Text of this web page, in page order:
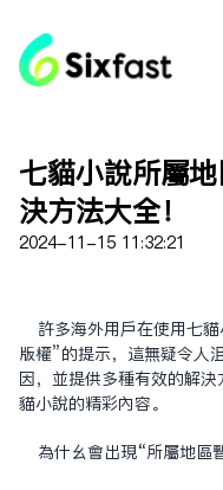
七猫小说所属
决方法大全！
2024-11-15 11:32:21
许多海外用户在使用七
版权”的提示，这无疑令人
因，并提供多种有效的解
猫小说的精彩内容。
为什么会出现“所属地区